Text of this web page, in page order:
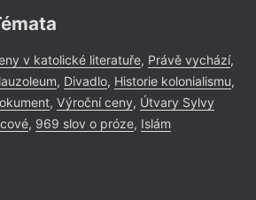
v katolické literatuře, Právě vychází,
, Divadlo, Historie kolonialismu,
, Výroční ceny, Útvary Sylvy
, 969 slov o próze, Islám